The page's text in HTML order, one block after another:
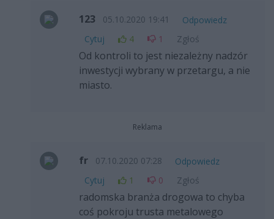
123 05.10.2020 19:41
Odpowiedz
Cytuj
4 1 Zgłoś
Od kontroli to jest niezależny nadzór
inwestycji wybrany w przetargu, a nie
miasto.
Reklama
fr 07.10.2020 07:28
Odpowiedz
Cytuj
1 0 Zgłoś
radomska branża drogowa to chyba
coś pokroju trusta metalowego